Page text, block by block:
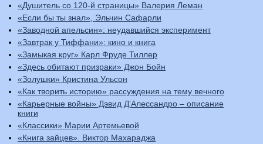
«Душитель со 120-й страницы» Валерия Леман
«Если бы ты знал», Эльчин Сафарли
«Заводной апельсин»: неудавшийся эксперимент
«Завтрак у Тиффани»: кино и книга
«Замыкая круг» Карл Фруде Тиллер
«Здесь обитают призраки» Джон Бойн
«Золушки» Кристина Ульсон
«Как творить историю» рассуждения на тему вечного
«Карьерные войны» Дэвид Д’Алессандро – описание
книги
«Классики» Марии Артемьевой
«Книга зайцев». Виктор Махараджа